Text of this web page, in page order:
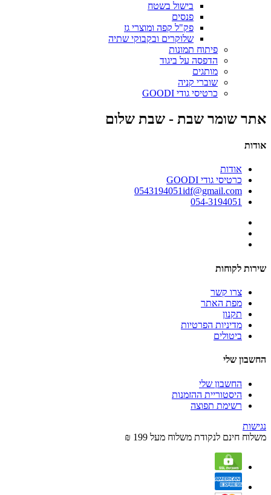
בישול בשטח
פנסים
פק"ל קפה ומוצרי גז
שלוקרים ובקבוקי שתיה
פיתוח תמונות
הדפסה על ביגוד
מותגים
שוברי קניה
כרטיסי גודי GOODI
אתר שומר שבת - שבת שלום
אודות
אודות
כרטיסי גודי GOODI
0543194051idf@gmail.com
054-3194051
שירות לקוחות
צרו קשר
מפת האתר
תקנון
מדיניות הפרטיות
ביטולים
החשבון שלי
החשבון שלי
היסטוריית ההזמנות
רשימת תפוצה
נגישות
משלוח חינם לנקודת משלוח מעל 199 ₪